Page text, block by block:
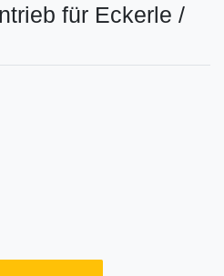
für Eckerle /